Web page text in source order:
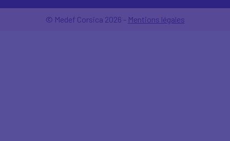
© Medef Corsica 2026 - Mentions légales